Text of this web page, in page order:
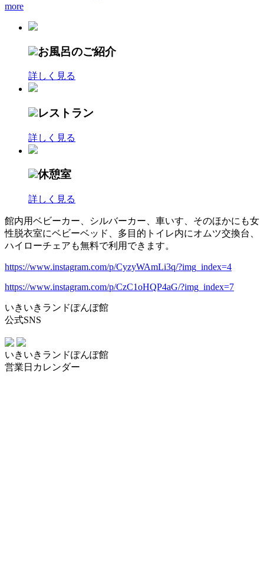
more
お風呂のご紹介
詳しく見る
レストラン
詳しく見る
休憩室
詳しく見る
館内用ベビーカー、シルバーカー、車いす、そのほかにも女
性脱衣室にベビーベッド、多目的トイレ内にオムツ交換台、
ハイローチェアも無料で利用できます。
https://www.instagram.com/p/CyzyWAmLi3q/?img_index=4
https://www.instagram.com/p/CzC1oHQP4aG/?img_index=7
いきいきランドぽんぽ館
公式SNS
いきいきランドぽんぽ館
営業日カレンダー